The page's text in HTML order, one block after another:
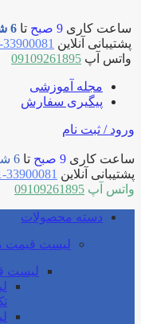
ساعت کاری 9 صبح تا 6 شب
پشتیبانی آنلاین 33900081-021
واتس آپ 09109261895
مجله آموزشی
پیگیری سفارش
ورود / ثبت نام
ساعت کاری 9 صبح تا 6 شب
پشتیبانی آنلاین 33900081-021
واتس آپ 09109261895
دسته محصولات
لیست قیمت
لیست